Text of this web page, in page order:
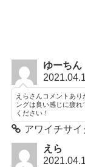
ゆーちん
えらさんコメントあ
ングは良い感じに疲
ください！
アワイチサ
えら